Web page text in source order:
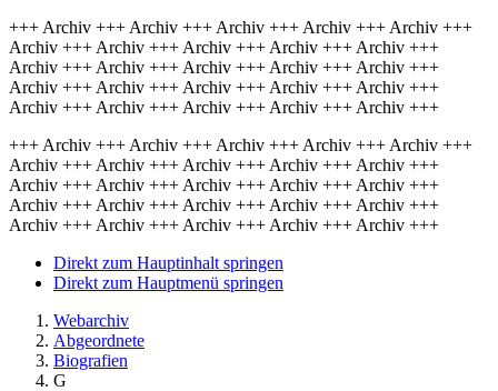
+++ Archiv +++ Archiv +++ Archiv +++ Archiv +++ Archiv +++
Archiv +++ Archiv +++ Archiv +++ Archiv +++ Archiv +++
Archiv +++ Archiv +++ Archiv +++ Archiv +++ Archiv +++
Archiv +++ Archiv +++ Archiv +++ Archiv +++ Archiv +++
Archiv +++ Archiv +++ Archiv +++ Archiv +++ Archiv +++
+++ Archiv +++ Archiv +++ Archiv +++ Archiv +++ Archiv +++
Archiv +++ Archiv +++ Archiv +++ Archiv +++ Archiv +++
Archiv +++ Archiv +++ Archiv +++ Archiv +++ Archiv +++
Archiv +++ Archiv +++ Archiv +++ Archiv +++ Archiv +++
Archiv +++ Archiv +++ Archiv +++ Archiv +++ Archiv +++
Direkt zum Hauptinhalt springen
Direkt zum Hauptmenü springen
Webarchiv
Abgeordnete
Biografien
G